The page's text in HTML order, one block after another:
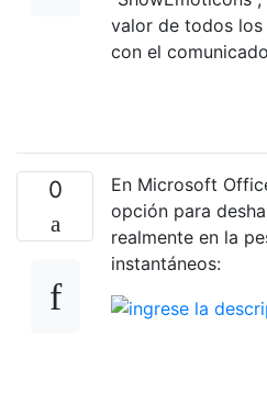
valor de todos
con el
0
En Microsoft
opción para
realmente en la
instantáneos: